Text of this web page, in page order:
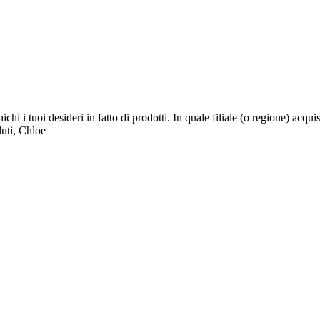
i tuoi desideri in fatto di prodotti. In quale filiale (o regione)
Chloe